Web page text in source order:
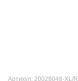
Артикул: 20028048-XL/R